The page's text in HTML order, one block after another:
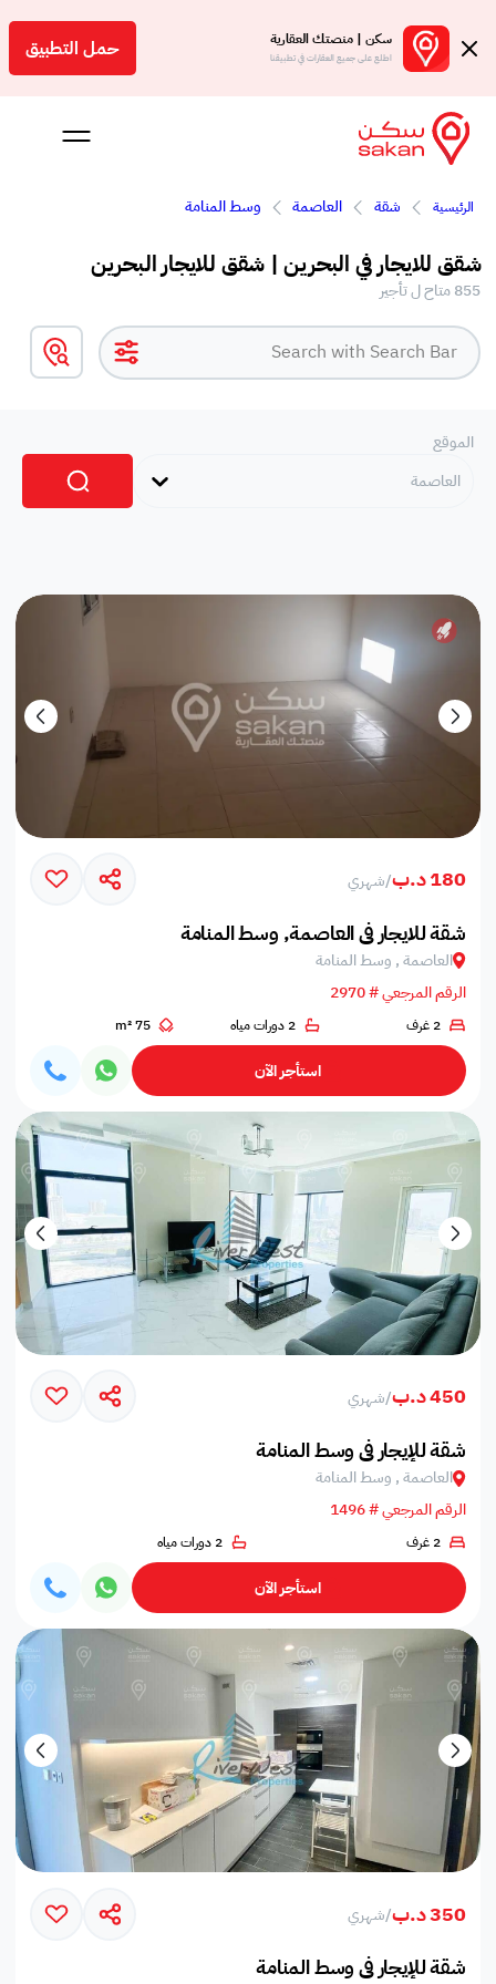
سكن | منصتك العقارية
اطلع على جميع العقارات في تطبيقنا حمل التطبيق
الرئيسية شقة العاصمة وسط المنامة
شقق للايجار في البحرين | شقق للايجار البحرين
855 متاح ل تأجير
الموقع
العاصمة
180 د.ب /شهري
شقة للايجار في العاصمة, وسط المنامة
العاصمة , وسط المنامة
الرقم المرجعي # 2970
2 غرف 2 دورات مياه 75 m²
استأجر الآن
450 د.ب /شهري
شقة للإيجار في وسط المنامة
العاصمة , وسط المنامة
الرقم المرجعي # 1496
2 غرف 2 دورات مياه
استأجر الآن
350 د.ب /شهري
شقة للإيجار في وسط المنامة